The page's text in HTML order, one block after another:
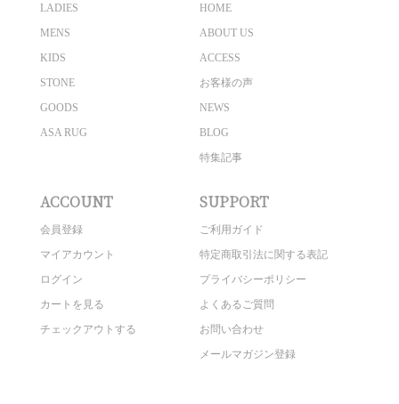
LADIES
MENS
KIDS
STONE
GOODS
ASA RUG
HOME
ABOUT US
ACCESS
お客様の声
NEWS
BLOG
特集記事
ACCOUNT
会員登録
マイアカウント
ログイン
カートを見る
チェックアウトする
SUPPORT
ご利用ガイド
特定商取引法に関する表記
プライバシーポリシー
よくあるご質問
お問い合わせ
メールマガジン登録